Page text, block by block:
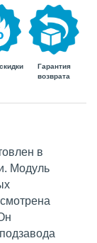
Гарантия
возврата
в
Модуль